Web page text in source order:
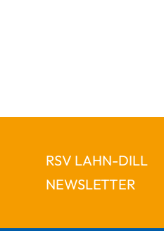
RSV LAHN-DILL
NEWSLETTER